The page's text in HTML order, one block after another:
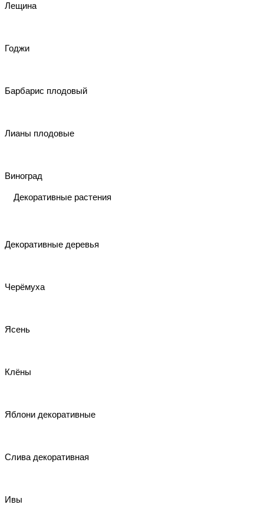
Лещина
Годжи
Барбарис плодовый
Лианы плодовые
Виноград
Декоративные растения
Декоративные деревья
Черёмуха
Ясень
Клёны
Яблони декоративные
Слива декоративная
Ивы